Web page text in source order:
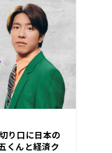
り口に日本の
くんと経済ク